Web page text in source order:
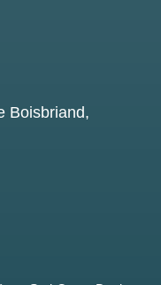
Boisbriand,